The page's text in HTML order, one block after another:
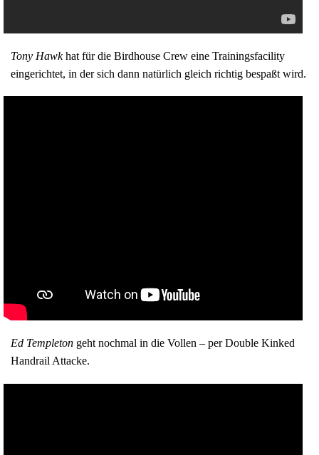
Tony Hawkhat für die Birdhouse Crew eine Trainingsfacility
eingerichtet, in der sich dann natürlich gleich richtig bespaßt wird.
Ed Templeton geht nochmal in die Vollen – per Double Kinked
Handrail Attacke.